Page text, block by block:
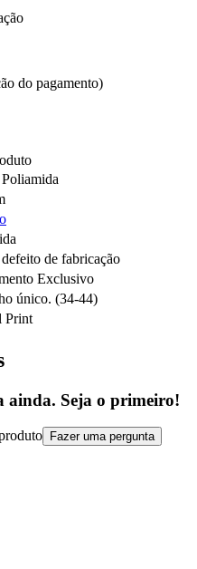
do pagamento)
de fabricação
Exclusivo
único. (34-44)
Print
ainda. Seja o primeiro!
Fazer uma pergunta